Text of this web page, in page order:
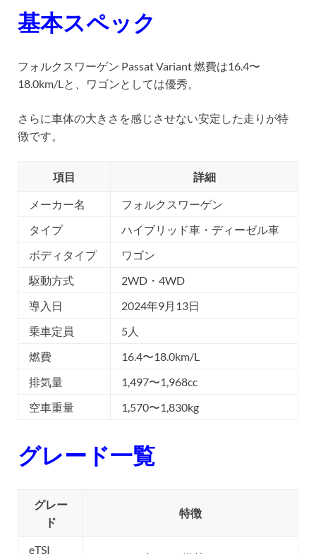
基本スペック
フォルクスワーゲン Passat Variant 燃費は16.4〜
18.0km/Lと、ワゴンとしては優秀。
さらに車体の大きさを感じさせない安定した走りが特
徴です。
項目 詳細
メーカー名
フォルクスワーゲン
タイプ
ハイブリッド車・ディーゼル車
ボディタイプ
ワゴン
駆動方式
2WD・4WD
導入日
2024年9月13日
乗車定員
5人
燃費
16.4〜18.0km/L
排気量
1,497〜1,968cc
空車重量
1,570〜1,830kg
グレード一覧
グレー
ド
特徴
eTSI